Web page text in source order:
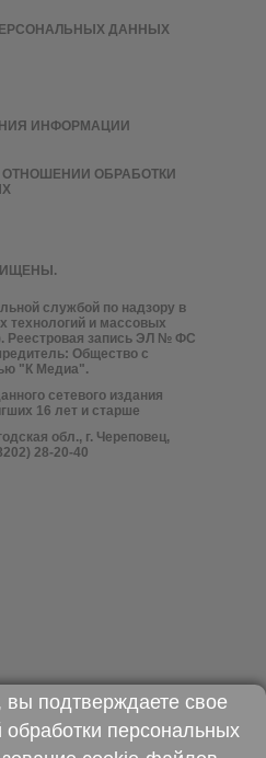
службой по надзору в
технологий и массовых
Реестровая запись ЭЛ № ФС
Общество с
"К Медиа".
сетевого издания
16 лет и старше
обл., г. Череповец,
28-20-40
ДАННЫХ
ИНФОРМАЦИИ
ОТНОШЕНИИ ОБРАБОТКИ
вы подтверждаете свое
обработки персональных